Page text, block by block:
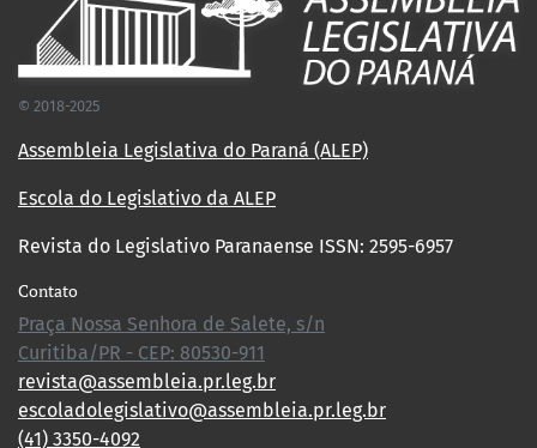
© 2018-2025
Assembleia Legislativa do Paraná (ALEP)
Escola do Legislativo da ALEP
Revista do Legislativo Paranaense ISSN: 2595-6957
Contato
Praça Nossa Senhora de Salete, s/n
Curitiba/PR - CEP: 80530-911
revista@assembleia.pr.leg.br
escoladolegislativo@assembleia.pr.leg.br
(41) 3350-4092